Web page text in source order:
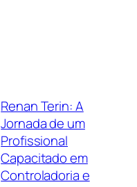
Renan Terin: A
Jornada de um
Profissional
Capacitado em
Controladoria e